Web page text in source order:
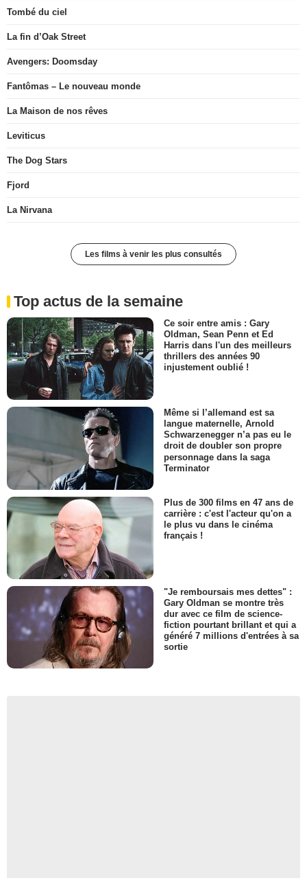
Tombé du ciel
La fin d’Oak Street
Avengers: Doomsday
Fantômas – Le nouveau monde
La Maison de nos rêves
Leviticus
The Dog Stars
Fjord
La Nirvana
Les films à venir les plus consultés
Top actus de la semaine
Ce soir entre amis : Gary
Oldman, Sean Penn et Ed
Harris dans l'un des meilleurs
thrillers des années 90
injustement oublié !
Même si l’allemand est sa
langue maternelle, Arnold
Schwarzenegger n’a pas eu le
droit de doubler son propre
personnage dans la saga
Terminator
Plus de 300 films en 47 ans de
carrière : c'est l'acteur qu'on a
le plus vu dans le cinéma
français !
"Je remboursais mes dettes" :
Gary Oldman se montre très
dur avec ce film de science-
fiction pourtant brillant et qui a
généré 7 millions d'entrées à sa
sortie